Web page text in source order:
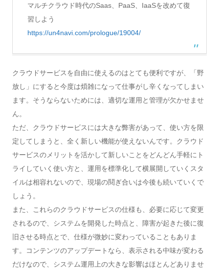
マルチクラウド時代のSaas、PaaS、IaaSを改めて復
習しよう
https://un4navi.com/prologue/19004/
クラウドサービスを自由に使えるのはとても便利ですが、「野
放し」にすると今度は煩雑になって仕事がし辛くなってしまい
ます。そうならないためには、適切な運用と管理が欠かせませ
ん。
ただ、クラウドサービスには大きな弊害があって、使い方を限
定してしまうと、全く新しい機能が使えないんです。クラウド
サービスのメリットを活かして新しいことをどんどん手軽にト
ライしていく使い方と、運用を標準化して横展開していくスタ
イルは相容れないので、現場の鬩ぎ合いは今後も続いていくで
しょう。
また、これらのクラウドサービスの仕様も、必要に応じて変更
されるので、システムを開発した時点と、障害が起きた後に復
旧させる時点とで、仕様が微妙に変わっていることもありま
す。コンテンツのアップデートなら、表示される中味が変わる
だけなので、システム運用上の大きな影響はほとんどありませ